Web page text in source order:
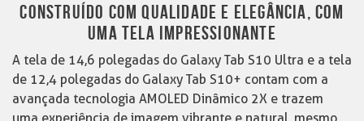
CONSTRUÍDO COM QUALIDADE E ELEGÂNCIA, COM
UMA TELA IMPRESSIONANTE
A tela de 14,6 polegadas do Galaxy Tab S10 Ultra e a tela
de 12,4 polegadas do Galaxy Tab S10+ contam com a
avançada tecnologia AMOLED Dinâmico 2X e trazem